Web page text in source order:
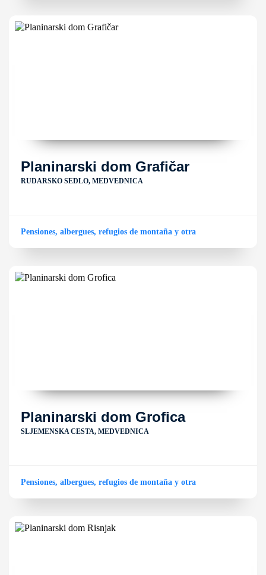
Planinarski dom Grafičar
RUDARSKO SEDLO, MEDVEDNICA
Pensiones, albergues, refugios de montaña y otra
Planinarski dom Grofica
SLJEMENSKA CESTA, MEDVEDNICA
Pensiones, albergues, refugios de montaña y otra